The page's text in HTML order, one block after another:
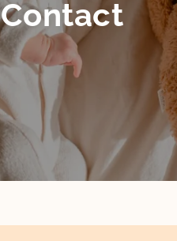
Contact